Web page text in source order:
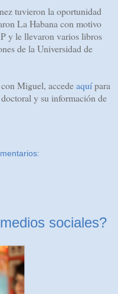
tuvieron la oportunidad
La Habana con motivo
y le llevaron varios libros
de la Universidad de
Miguel, accedeaquípara
y su información de
sociales?